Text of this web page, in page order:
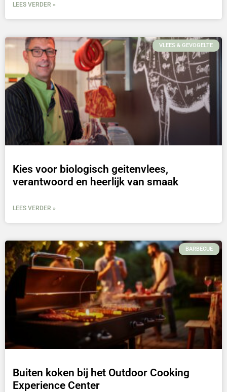
LEES VERDER »
VLEES & GEVOGELTE
Kies voor biologisch geitenvlees,
verantwoord en heerlijk van smaak
LEES VERDER »
BARBECUE
Buiten koken bij het Outdoor Cooking
Experience Center